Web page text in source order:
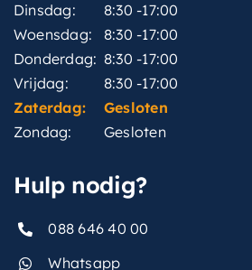
Dinsdag:
8:30 -17:00
Woensdag:
8:30 -17:00
Donderdag: 8:30 -17:00
Vrijdag:
8:30 -17:00
Zaterdag:
Gesloten
Zondag:
Gesloten
Hulp nodig?
088 646 40 00
Whatsapp